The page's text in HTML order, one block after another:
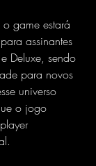
game estará
assinantes
Deluxe, sendo
para novos
universo
o jogo